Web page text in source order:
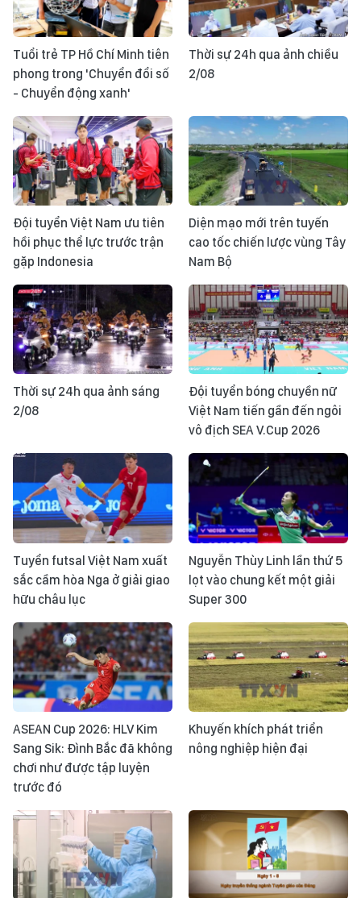
Tuổi trẻ TP Hồ Chí Minh tiên
phong trong 'Chuyển đổi số
- Chuyển động xanh'
Thời sự 24h qua ảnh chiều
2/08
Đội tuyển Việt Nam ưu tiên
hồi phục thể lực trước trận
gặp Indonesia
Diện mạo mới trên tuyến
cao tốc chiến lược vùng Tây
Nam Bộ
Thời sự 24h qua ảnh sáng
2/08
Đội tuyển bóng chuyền nữ
Việt Nam tiến gần đến ngôi
vô địch SEA V.Cup 2026
Tuyển futsal Việt Nam xuất
sắc cầm hòa Nga ở giải giao
hữu châu lục
Nguyễn Thùy Linh lần thứ 5
lọt vào chung kết một giải
Super 300
ASEAN Cup 2026: HLV Kim
Sang Sik: Đình Bắc đã không
chơi như được tập luyện
trước đó
Khuyến khích phát triển
nông nghiệp hiện đại